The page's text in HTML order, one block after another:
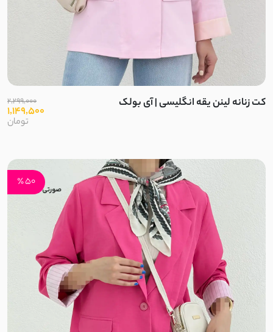
لینن کنفی
ابروبادی
کرسپو
موسلین
پنبه دورس دو نخ
پنبه دورس سه نخ
پنبه دورس تو کرک
تریکو
گلکسی
کت زنانه لینن یقه انگلیسی | آی بولک 2,299,000
1,149,500
تومان
50 ٪